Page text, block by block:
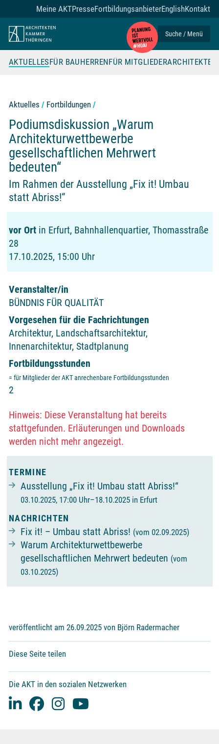
Zum Seiteninhalt
Suche / Menü
AKTUELLESFÜR BAUHERRENFÜR MITGLIEDER
Meine AKTPresseFortbildungsanbieterEnglishKontakt
Aktuelles Fortbildungen
Podiumsdiskussion „Warum
Architekturwettbewerbe
gesellschaftlichen Mehrwert
bedeuten“
Im Rahmen der Ausstellung „Fix it! Umbau
statt Abriss!“
vor Ort in Erfurt, Bahnhallenquartier, Thomasstraße
28
17.10.2025, 15:00 Uhr
Veranstalter/in
BÜNDNIS FÜR QUALITÄT
Vorgesehen für die Fachrichtungen
Architektur, Landschaftsarchitektur,
Innenarchitektur, Stadtplanung
Fortbildungsstunden
= für Mitglieder der AKT anrechenbare Fortbildungsstunden
2
Hinweis: Diese Veranstaltung hat bereits
stattgefunden. Erläuterungen und Downloads
werden nicht mehr angezeigt.
TERMINE
Ausstellung „Fix it! Umbau statt Abriss!“
03.10.2025, 17:00 Uhr–18.10.2025 in Erfurt
NACHRICHTEN
Fix it! – Umbau statt Abriss! (vom 02.09.2025)
Warum Architekturwettbewerbe
gesellschaftlichen Mehrwert bedeuten (vom
03.10.2025)
veröffentlicht am 26.09.2025 von Björn Radermacher
Diese Seite teilen
Die AKT in den sozialen Netzwerken